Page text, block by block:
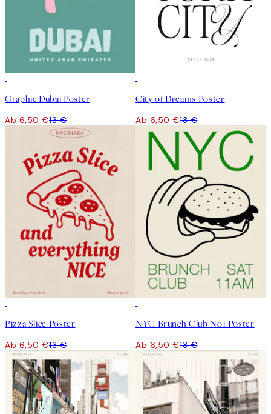
Graphic Dubai Poster
Ab 6,50 €13 €
City of Dreams Poster
Ab 6,50 €13 €
Pizza Slice Poster
Ab 6,50 €13 €
NYC Brunch Club No1 Poster
Ab 6,50 €13 €